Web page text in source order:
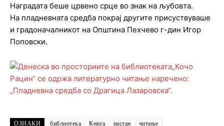
Наградата беше црвено срце во знак на љубовта.
На пладневната средба покрај другите присуствуваше
и градоначалникот на Општина Пехчево г-дин Игор
Поповски.
ОЗНАКИ библиотека Книга настан читање